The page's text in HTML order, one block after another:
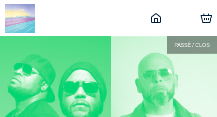
PASSÉ / CLOS